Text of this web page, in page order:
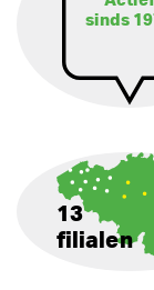
sinds
13
filialen